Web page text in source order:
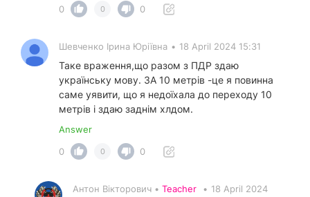
0 0 0
Шевченко Ірина Юріївна • 18 April 2024 15:31
Таке враження,що разом з ПДР здаю
українську мову. ЗА 10 метрів -це я повинна
саме уявити, що я недоїхала до переходу 10
метрів і здаю заднім хлдом.
Answer
0
0 0
Антон Вікторович • Teacher • 18 April 2024